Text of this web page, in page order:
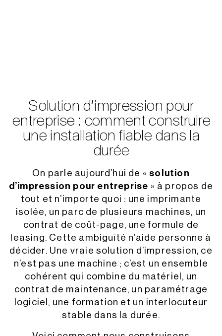
Solution d’impression pour
entreprise : comment construire
une installation fiable dans la
durée
On parle aujourd’hui de «solution
d’impression pour entreprise » à propos de
tout et n’importe quoi : une imprimante
isolée, un parc de plusieurs machines, un
contrat de coût-page, une formule de
leasing. Cette ambiguïté n’aide personne à
décider. Une vraie solution d’impression, ce
n’est pas une machine ; c’est un ensemble
cohérent qui combine du matériel, un
contrat de maintenance, un paramétrage
logiciel, une formation et un interlocuteur
stable dans la durée.